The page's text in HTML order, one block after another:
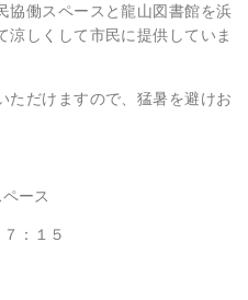
協働スペースと龍山図書館を浜
涼しくして市民に提供していま
ただけますので、猛暑を避けお
ース
：１５